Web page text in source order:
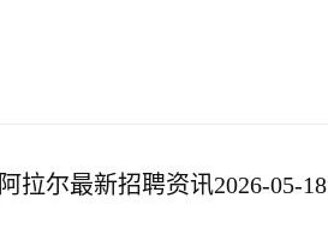
阿拉尔最新招聘资讯2026-05-18